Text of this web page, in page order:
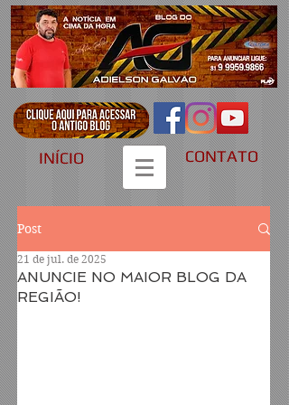
INÍCIO CONTATO
Post
ANUNCIE NO MAIOR BLOG DA
REGIÃO!
21 de jul. de 2025